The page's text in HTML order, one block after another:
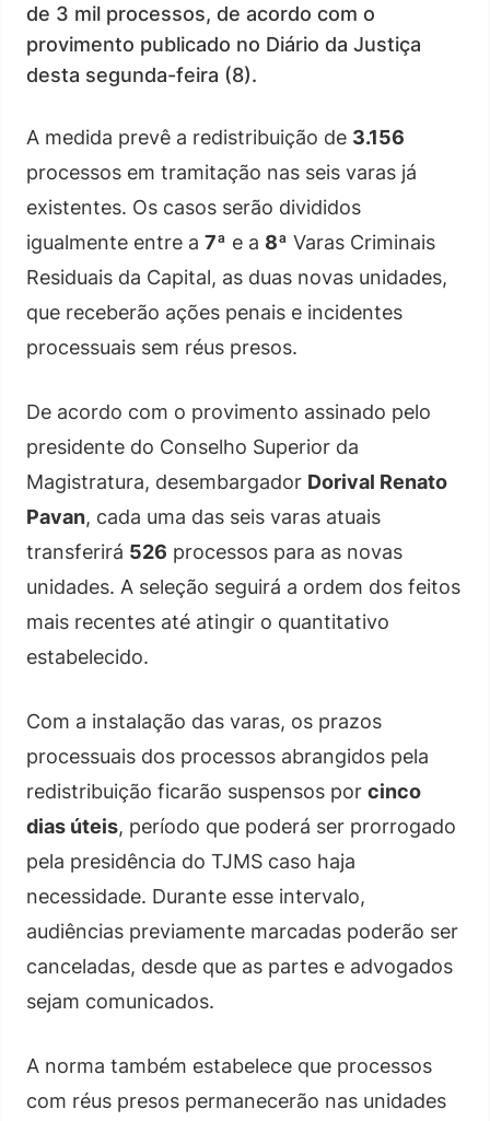
de 3 mil processos, de acordo com o
provimento publicado no Diário da Justiça
desta segunda-feira (8).
A medida prevê a redistribuição de 3.156
processos em tramitação nas seis varas já
existentes. Os casos serão divididos
igualmente entre a 7ª e a 8ª Varas Criminais
Residuais da Capital, as duas novas unidades,
que receberão ações penais e incidentes
processuais sem réus presos.
De acordo com o provimento assinado pelo
presidente do Conselho Superior da
Magistratura, desembargador Dorival Renato
Pavan, cada uma das seis varas atuais
transferirá 526 processos para as novas
unidades. A seleção seguirá a ordem dos feitos
mais recentes até atingir o quantitativo
estabelecido.
Com a instalação das varas, os prazos
processuais dos processos abrangidos pela
redistribuição ficarão suspensos por cinco
dias úteis, período que poderá ser prorrogado
pela presidência do TJMS caso haja
necessidade. Durante esse intervalo,
audiências previamente marcadas poderão ser
canceladas, desde que as partes e advogados
sejam comunicados.
A norma também estabelece que processos
com réus presos permanecerão nas unidades